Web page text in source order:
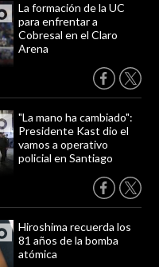
La formación de la UC
para enfrentar a
Cobresal en el Claro
Arena
"La mano ha cambiado":
Presidente Kast dio el
vamos a operativo
policial en Santiago
Hiroshima recuerda los
81 años de la bomba
atómica